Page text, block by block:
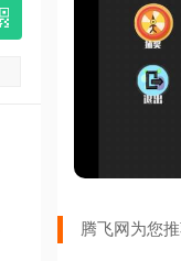
腾飞网为您推